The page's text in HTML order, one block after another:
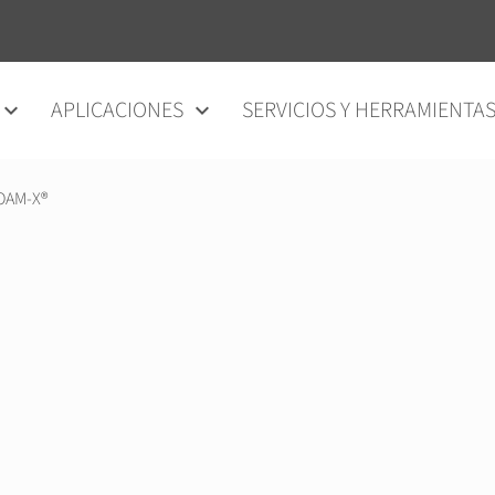
APLICACIONES SERVICIOS Y HERRAMIENTAS
X®